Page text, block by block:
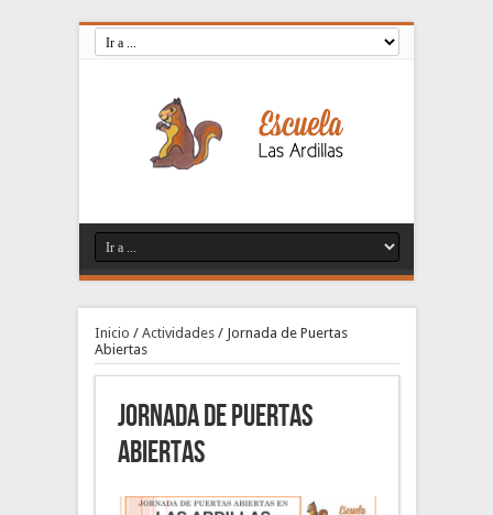
Inicio / Actividades/ Jornada de Puertas
Abiertas
Jornada de Puertas
Abiertas